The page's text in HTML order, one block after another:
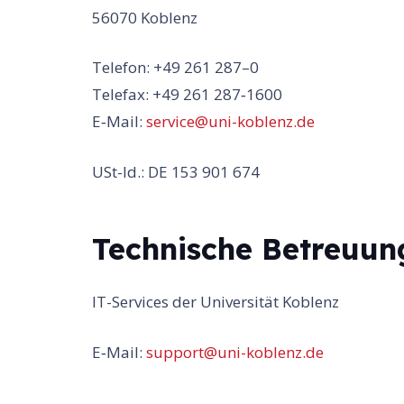
56070 Koblenz
Telefon: +49 261 287–0
Telefax: +49 261 287‑1600
E‑Mail: service@uni-koblenz.de
USt-Id.: DE 153 901 674
Technische
IT-Services der Universität Koblenz
E‑Mail: support@uni-koblenz.de